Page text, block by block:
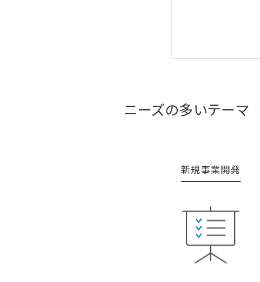
ニーズの多いテーマ
新規事業開発